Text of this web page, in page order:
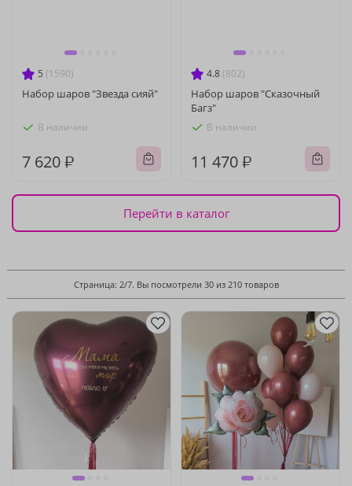
5 (1590)
Набор шаров "Звезда сияй"
В наличии
7 620 ₽
4.8 (802)
Набор шаров "Сказочный
Багз"
В наличии
11 470 ₽
Перейти в каталог
Страница: 2/7. Вы посмотрели 30 из 210 товаров